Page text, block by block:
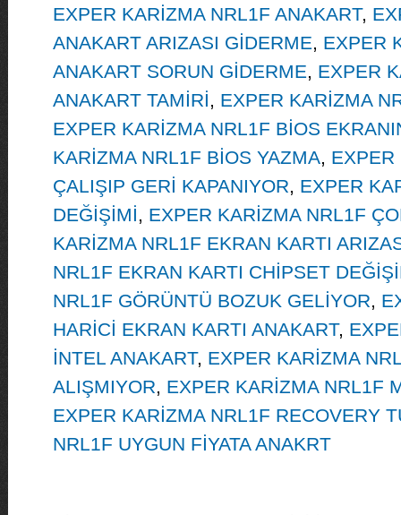
EXPER KARİZMA NRL1F ANAKART,
ANAKART ARIZASI GİDERME, EXPER
ANAKART SORUN GİDERME, EXPER
ANAKART TAMİRİ, EXPER KARİZMA
EXPER KARİZMA NRL1F BİOS
KARİZMA NRL1F BİOS YAZMA, EXPER
ÇALIŞIP GERİ KAPANIYOR, EXPER
DEĞİŞİMİ, EXPER KARİZMA NRL1F
KARİZMA NRL1F EKRAN KARTI
NRL1F EKRAN KARTI CHİPSET
NRL1F GÖRÜNTÜ BOZUK GELİYOR,
HARİCİ EKRAN KARTI ANAKART,
İNTEL ANAKART, EXPER KARİZMA
ALIŞMIYOR, EXPER KARİZMA NRL1F
EXPER KARİZMA NRL1F RECOVERY
NRL1F UYGUN FİYATA ANAKRT